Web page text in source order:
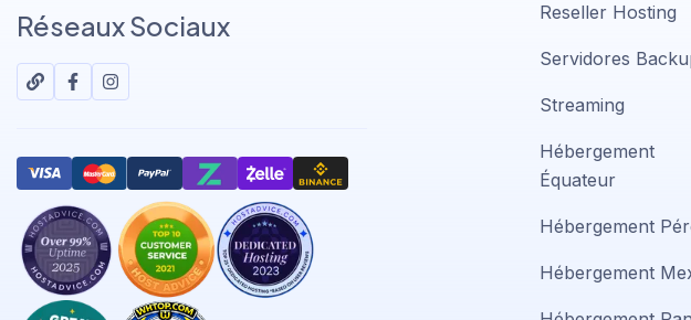
Réseaux Sociaux Reseller Hosting
Servidores
Streaming
Hébergement
Équateur
Hébergement
Hébergement